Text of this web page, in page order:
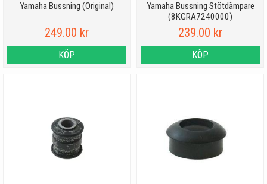
Yamaha Bussning (Original)
249.00 kr
KÖP
Yamaha Bussning Stötdämpare
(8KGRA7240000)
239.00 kr
KÖP